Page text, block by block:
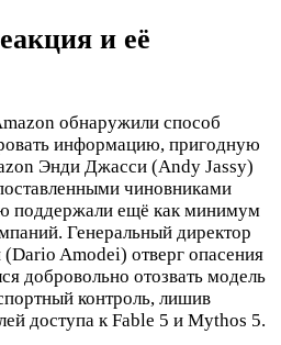
и её
обнаружили способ
информацию, пригодную
Энди Джасси (Andy Jassy)
чиновниками
поддержали ещё как минимум
Генеральный директор
Amodei) отверг опасения
добровольно отозвать модель
контроль, лишив
доступа к Fable 5 и Mythos 5.